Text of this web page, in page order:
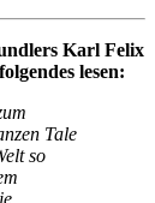
Karl Felix
lesen:
Tale
so